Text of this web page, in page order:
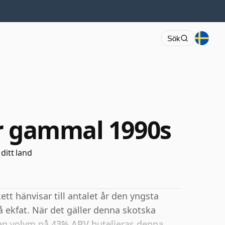
Sök
1990s
land
hänvisar till antalet år den yngsta
När det gäller denna skotska